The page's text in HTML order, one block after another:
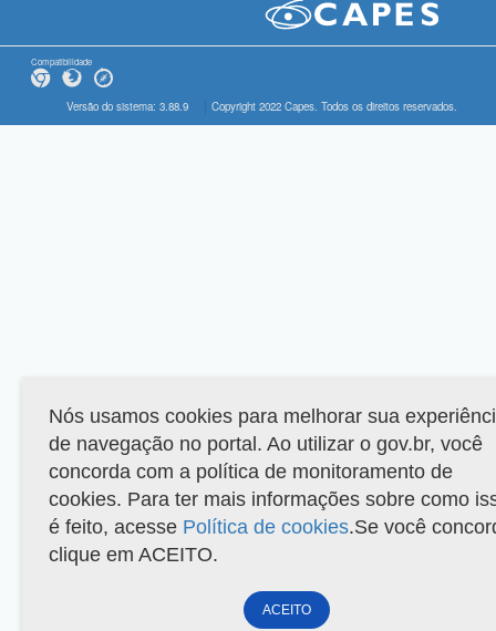
Compatibilidade
Versão do sistema: 3.88.9 Copyright 2022 Capes. Todos os direitos reservados.
Nós usamos cookies para melhorar sua
de navegação no portal. Ao utilizar o gov.br, você
concorda com a política de monitoramento de
cookies. Para ter mais informações sobre como
é feito, acesse Política de cookies.Se você
clique em ACEITO.
ACEITO